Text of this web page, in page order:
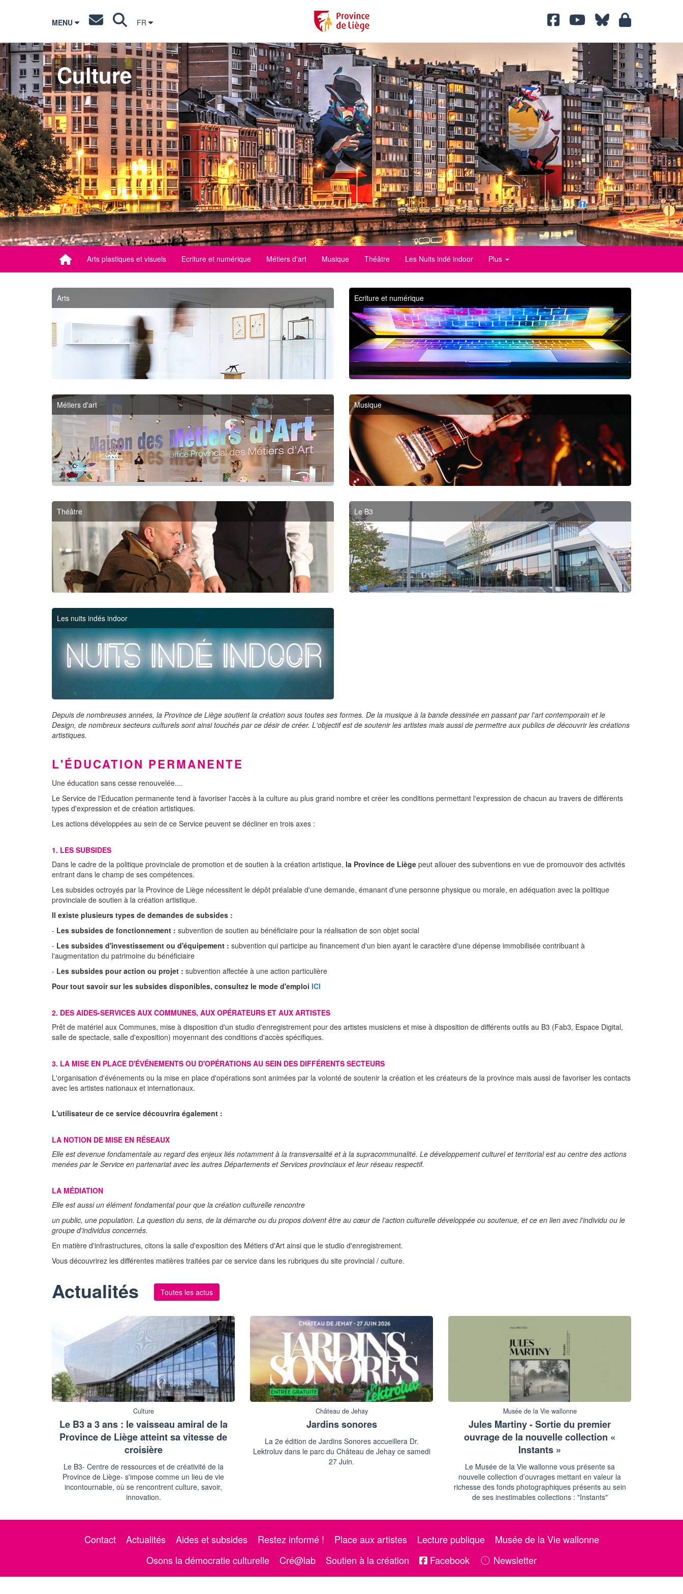
MENU FR
Culture
Arts plastiques et visuels Ecriture et numérique Métiers d'art Musique Théâtre Les Nuits indé indoor Plus
Arts Ecriture et numérique
Métiers d'art Musique
Théâtre Le B3
Les nuits indés indoor
Depuis de nombreuses années, la Province de Liège soutient la création sous toutes ses formes. De la musique à la bande dessinée en passant par l'art contemporain et le
Design, de nombreux secteurs culturels sont ainsi touchés par ce désir de créer. L'objectif est de soutenir les artistes mais aussi de permettre aux publics de découvrir les créations
artistiques.
L'ÉDUCATION PERMANENTE
Une éducation sans cesse renouvelée....
Le Service de l'Education permanente tend à favoriser l'accès à la culture au plus grand nombre et créer les conditions permettant l'expression de chacun au travers de différents
types d'expression et de création artistiques.
Les actions développées au sein de ce Service peuvent se décliner en trois axes :
1. LES SUBSIDES
Dans le cadre de la politique provinciale de promotion et de soutien à la création artistique, la Province de Liège peut allouer des subventions en vue de promouvoir des activités
entrant dans le champ de ses compétences.
Les subsides octroyés par la Province de Liège nécessitent le dépôt préalable d'une demande, émanant d'une personne physique ou morale, en adéquation avec la politique
provinciale de soutien à la création artistique.
Il existe plusieurs types de demandes de subsides :
- Les subsides de fonctionnement : subvention de soutien au bénéficiaire pour la réalisation de son objet social
- Les subsides d'investissement ou d'équipement : subvention qui participe au financement d'un bien ayant le caractère d'une dépense immobilisée contribuant à
l'augmentation du patrimoine du bénéficiaire
- Les subsides pour action ou projet : subvention affectée à une action particulière
Pour tout savoir sur les subsides disponibles, consultez le mode d'emploi ICI
2. DES AIDES-SERVICES AUX COMMUNES, AUX OPÉRATEURS ET AUX ARTISTES
Prêt de matériel aux Communes, mise à disposition d'un studio d'enregistrement pour des artistes musiciens et mise à disposition de différents outils au B3 (Fab3, Espace Digital,
salle de spectacle, salle d'exposition) moyennant des conditions d'accès spécifiques.
3. LA MISE EN PLACE D'ÉVÉNEMENTS OU D'OPÉRATIONS AU SEIN DES DIFFÉRENTS SECTEURS
L'organisation d'événements ou la mise en place d'opérations sont animées par la volonté de soutenir la création et les créateurs de la province mais aussi de favoriser les contacts
avec les artistes nationaux et internationaux.
L'utilisateur de ce service découvrira également :
LA NOTION DE MISE EN RÉSEAUX
Elle est devenue fondamentale au regard des enjeux liés notamment à la transversalité et à la supracommunalité. Le développement culturel et territorial est au centre des actions
menées par le Service en partenariat avec les autres Départements et Services provinciaux et leur réseau respectif.
LA MÉDIATION
Elle est aussi un élément fondamental pour que la création culturelle rencontre
un public, une population. La question du sens, de la démarche ou du propos doivent être au cœur de l'action culturelle développée ou soutenue, et ce en lien avec l'individu ou le
groupe d'individus concernés.
En matière d'infrastructures, citons la salle d'exposition des Métiers d'Art ainsi que le studio d'enregistrement.
Vous découvrirez les différentes matières traitées par ce service dans les rubriques du site provincial / culture.
Actualités Toutes les actus
Culture
Le B3 a 3 ans : le vaisseau amiral de la
Province de Liège atteint sa vitesse de
croisière
Le B3- Centre de ressources et de créativité de la
Province de Liège- s'impose comme un lieu de vie
incontournable, où se rencontrent culture, savoir,
innovation.
Château de Jehay
Jardins sonores
La 2e édition de Jardins Sonores accueillera Dr.
Lektroluv dans le parc du Château de Jehay ce samedi
27 Juin.
Musée de la Vie wallonne
Jules Martiny - Sortie du premier
ouvrage de la nouvelle collection «
Instants »
Le Musée de la Vie wallonne vous présente sa
nouvelle collection d’ouvrages mettant en valeur la
richesse des fonds photographiques présents au sein
de ses inestimables collections : "Instants"
Contact Actualités Aides et subsides Restez informé ! Place aux artistes Lecture publique
Musée de la Vie wallonne
Osons la démocratie culturelle
Cré@lab Soutien à la création Facebook Newsletter